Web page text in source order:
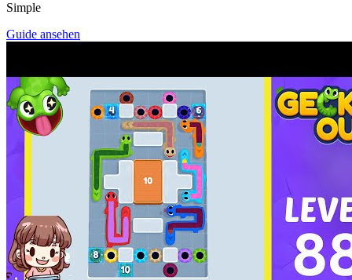
Simple
Guide ansehen